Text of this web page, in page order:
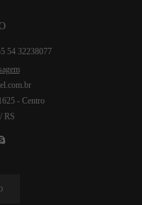
54 32238077
- Centro
RS